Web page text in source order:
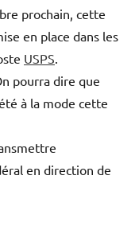
prochain, cette
en place dans les
USPS
pourra dire que
à la mode cette
en direction de